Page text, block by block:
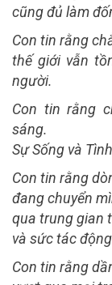
cũng đủ làm
Con tin rằng
thế giới vẫn
người.
Con tin rằng
sáng.
Sự Sống và
Con tin rằng
đang chuyển
qua trung gian
và sức tác
Con tin rằng